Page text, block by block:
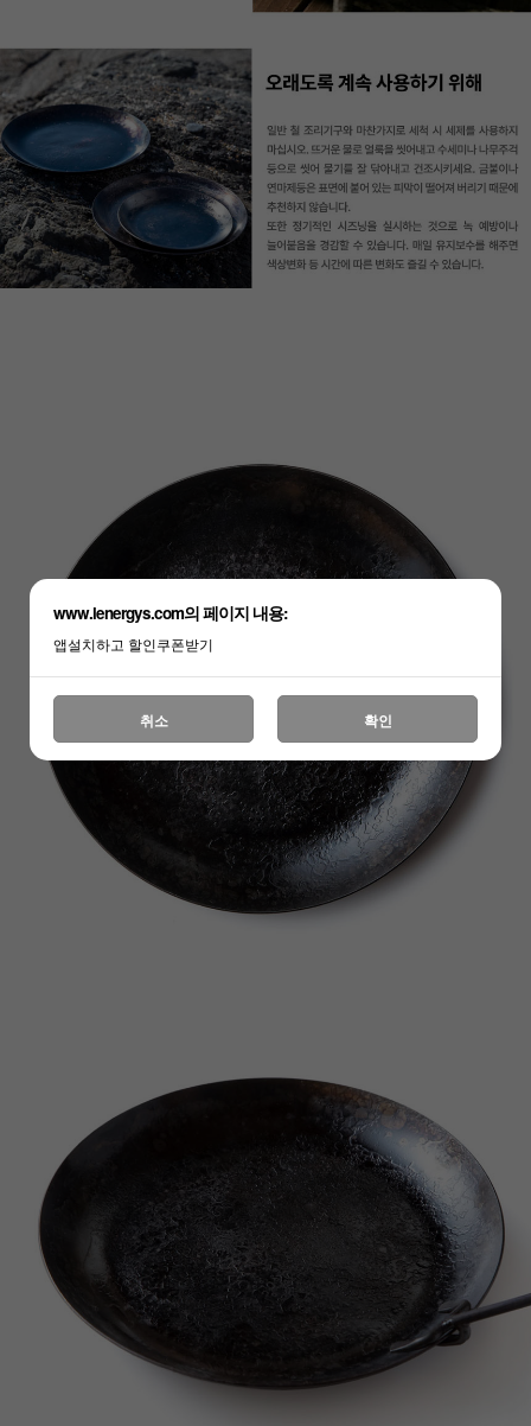
www.lenergys.com의 페이지 내용:
앱설치하고 할인쿠폰받기
취소 확인